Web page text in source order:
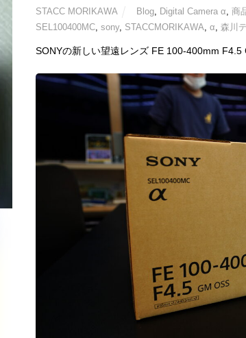
STACC MORIKAWA Blog, Digital Camera α,商
SEL100400MC, sony, STACCMORIKAWA, α, 森川
SONYの新しい望遠レンズ FE 100-400mm F4.5